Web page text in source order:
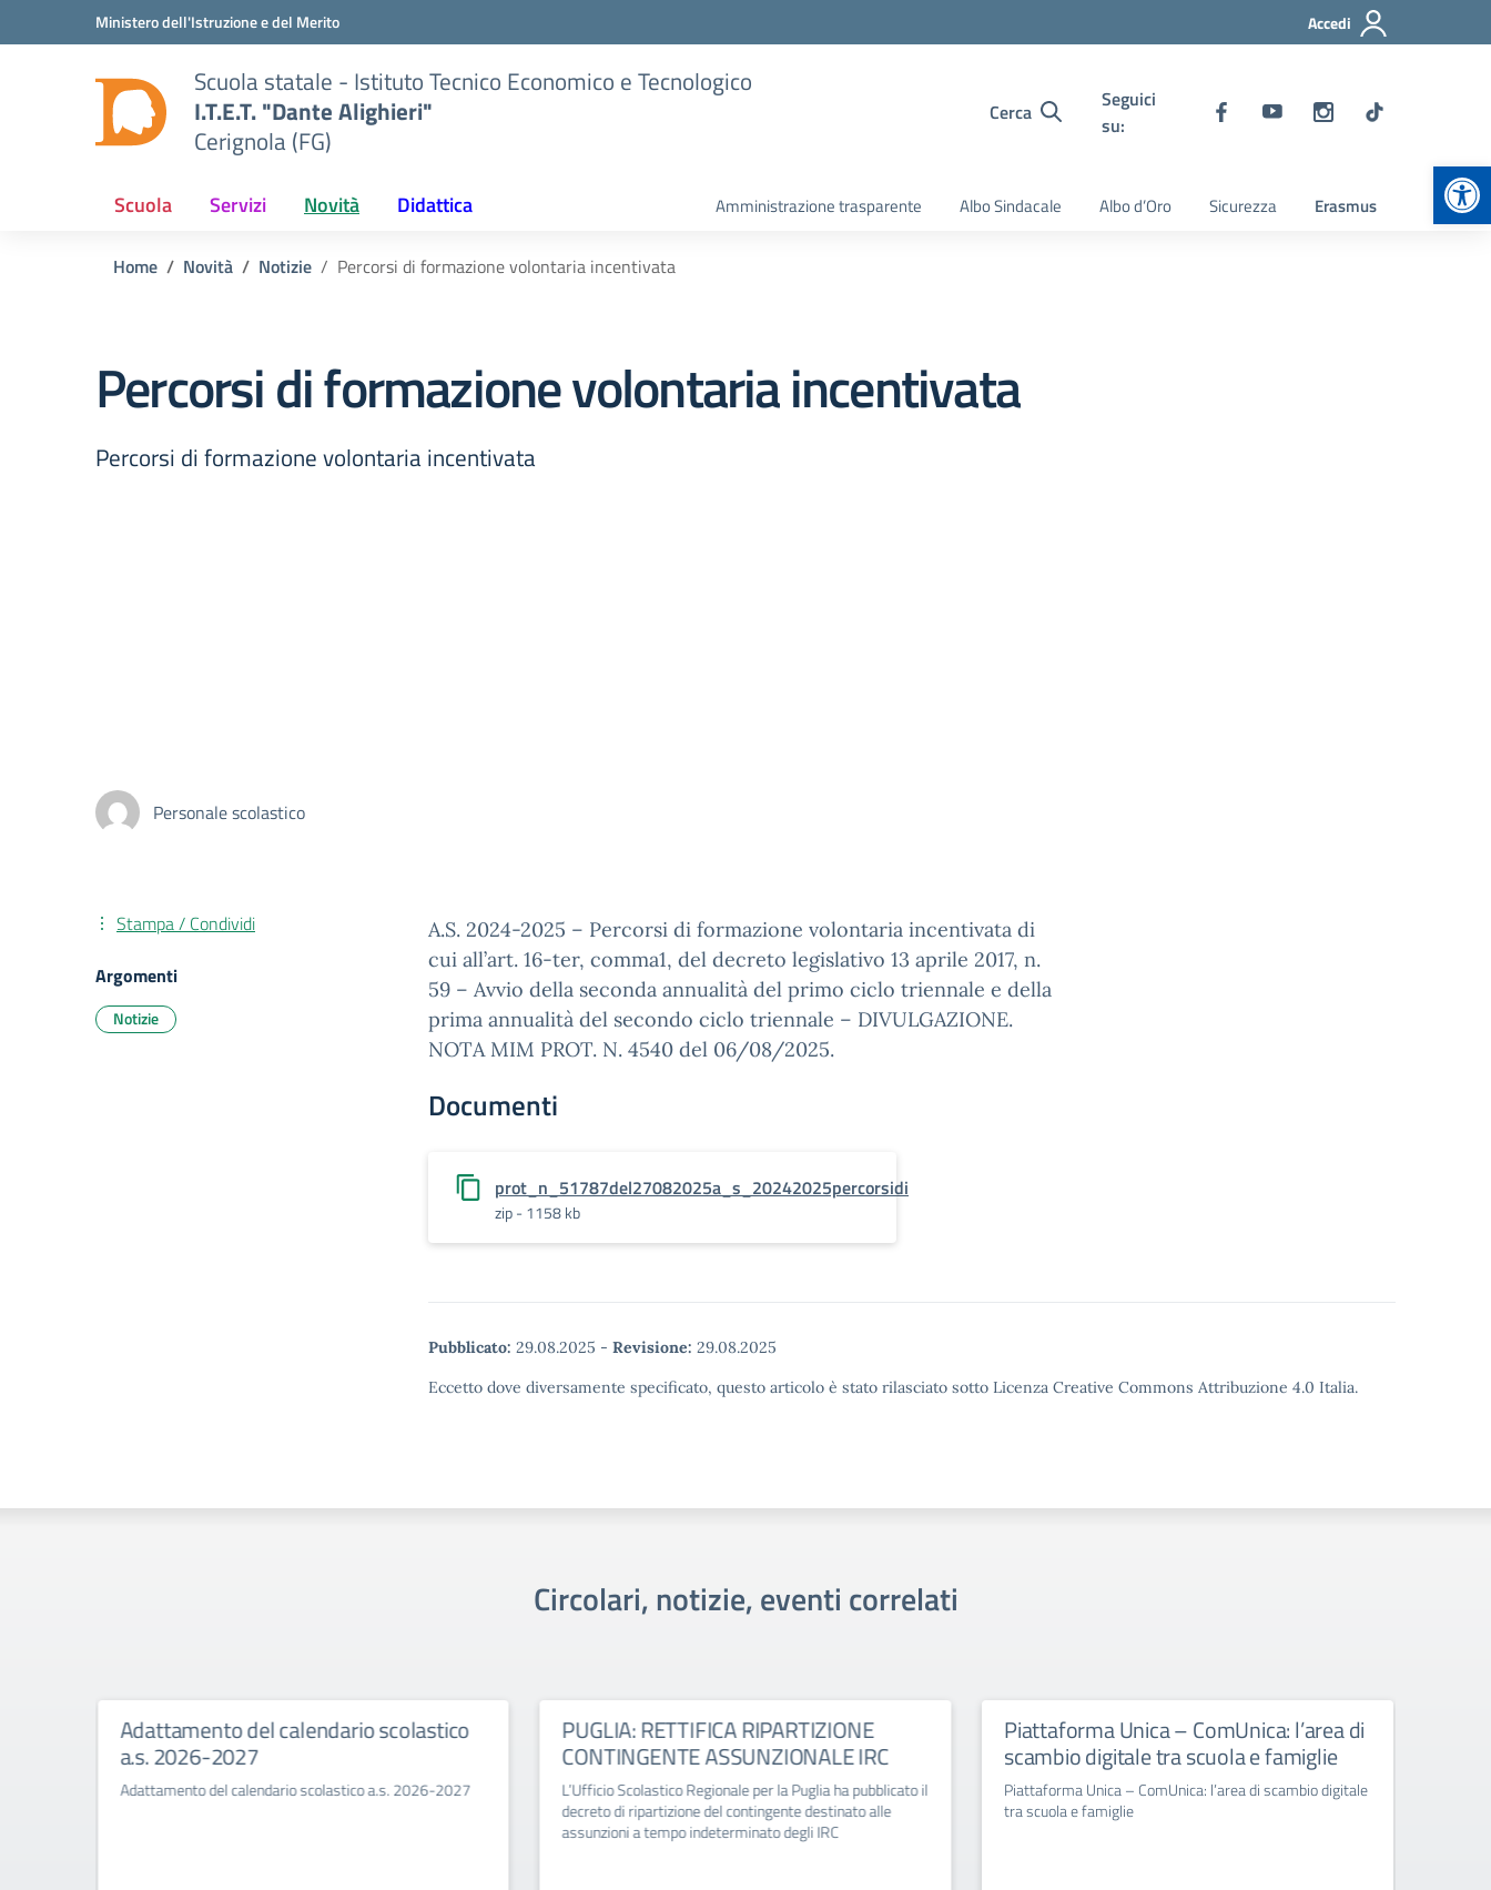
Vai ai contenuti
Vai al menu di navigazioneMinistero dell'Istruzione e del Merito Accedi
Scuola statale - Istituto Tecnico Economico e Tecnologico
I.T.E.T. "Dante Alighieri"
Cerignola (FG)
Cerca
Seguici
su:
Scuola Servizi Novità Didattica Amministrazione trasparente Albo Sindacale Albo d’Oro Sicurezza Erasmus
Home Novità Notizie Percorsi di formazione volontaria incentivata
Percorsi di formazione volontaria incentivata
Percorsi di formazione volontaria incentivata
Personale scolastico
A.S. 2024-2025 – Percorsi di formazione volontaria incentivata di
cui all’art. 16-ter, comma1, del decreto legislativo 13 aprile 2017, n.
59 – Avvio della seconda annualità del primo ciclo triennale e della
prima annualità del secondo ciclo triennale – DIVULGAZIONE.
NOTA MIM PROT. N. 4540 del 06/08/2025.
Documenti
prot_n_51787del27082025a_s_20242025percorsidi
zip - 1158 kb
Pubblicato: 29.08.2025 - Revisione: 29.08.2025
Eccetto dove diversamente specificato, questo articolo è stato rilasciato sotto Licenza Creative Commons Attribuzione 4.0 Italia.
Stampa / Condividi
Argomenti
Notizie
Circolari, notizie, eventi correlati
Adattamento del calendario scolastico
a.s. 2026-2027
Adattamento del calendario scolastico a.s. 2026-2027
PUGLIA: RETTIFICA RIPARTIZIONE
CONTINGENTE ASSUNZIONALE IRC
L’Ufficio Scolastico Regionale per la Puglia ha pubblicato il
decreto di ripartizione del contingente destinato alle
assunzioni a tempo indeterminato degli IRC
Piattaforma Unica – ComUnica: l’area di
scambio digitale tra scuola e famiglie
Piattaforma Unica – ComUnica: l’area di scambio digitale
tra scuola e famiglie